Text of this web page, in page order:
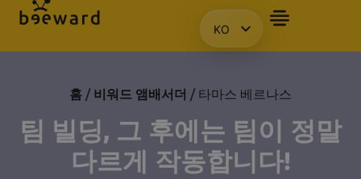
KO
HU
PL
홈 / 비워드 앰배서더 / 타마스 베르나스
팀 빌딩, 그 후에는 팀이 정말
다르게 작동합니다!